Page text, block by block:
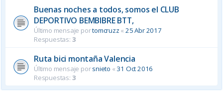
Buenas noches a todos, somos el CLUB
DEPORTIVO BEMBIBRE BTT,
Último mensaje portomcruzz «25 Abr 2017
Respuestas: 3
Ruta bici montaña Valencia
Último mensaje porsnieto « 31 Oct 2016
Respuestas: 3